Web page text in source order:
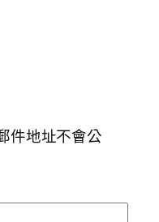
件地址不會公